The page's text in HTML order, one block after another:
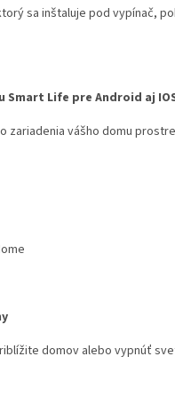
sa inštaluje pod vypínač,
Smart Life pre Android aj
zariadenia vášho domu
domov alebo vypnúť